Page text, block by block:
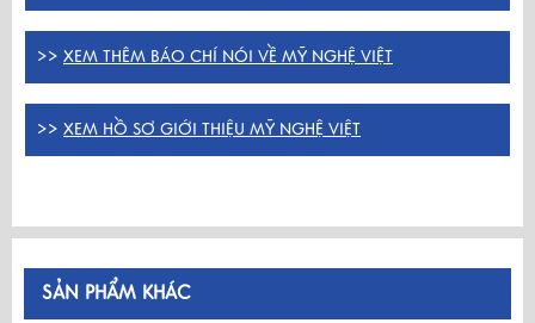
>> XEM THÊM BÁO CHÍ NÓI VỀ MỸ NGHỆ VIỆT
>> XEM HỒ SƠ GIỚI THIỆU MỸ NGHỆ VIỆT
SẢN PHẨM KHÁC